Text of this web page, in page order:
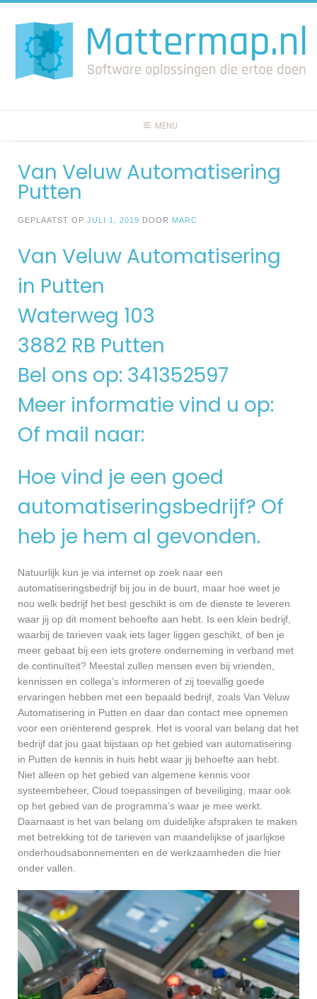
naar
inhoud
MENU
Van Veluw Automatisering
Putten
GEPLAATST OP JULI 1, 2019 DOOR MARC
Van Veluw Automatisering
in Putten
Waterweg 103
3882 RB Putten
Bel ons op: 341352597
Meer informatie vind u op:
Of mail naar:
Hoe vind je een goed
automatiseringsbedrijf? Of
heb je hem al gevonden.
Natuurlijk kun je via internet op zoek naar een
automatiseringsbedrijf bij jou in de buurt, maar hoe weet je
nou welk bedrijf het best geschikt is om de dienste te leveren
waar jij op dit moment behoefte aan hebt. Is een klein bedrijf,
waarbij de tarieven vaak iets lager liggen geschikt, of ben je
meer gebaat bij een iets grotere onderneming in verband met
de continuïteit? Meestal zullen mensen even bij vrienden,
kennissen en collega’s informeren of zij toevallig goede
ervaringen hebben met een bepaald bedrijf, zoals Van Veluw
Automatisering in Putten en daar dan contact mee opnemen
voor een oriënterend gesprek. Het is vooral van belang dat het
bedrijf dat jou gaat bijstaan op het gebied van automatisering
in Putten de kennis in huis hebt waar jij behoefte aan hebt.
Niet alleen op het gebied van algemene kennis voor
systeembeheer, Cloud toepassingen of beveiliging, maar ook
op het gebied van de programma’s waar je mee werkt.
Daarnaast is het van belang om duidelijke afspraken te maken
met betrekking tot de tarieven van maandelijkse of jaarlijkse
onderhoudsabonnementen en de werkzaamheden die hier
onder vallen.